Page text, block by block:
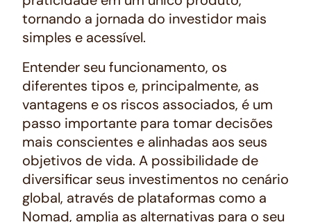
tornando a jornada do investidor mais
simples e acessível.
Entender seu funcionamento, os
diferentes tipos e, principalmente, as
vantagens e os riscos associados, é um
passo importante para tomar decisões
mais conscientes e alinhadas aos seus
objetivos de vida. A possibilidade de
diversificar seus investimentos no cenário
global, através de plataformas como a
Nomad, amplia as alternativas para o seu